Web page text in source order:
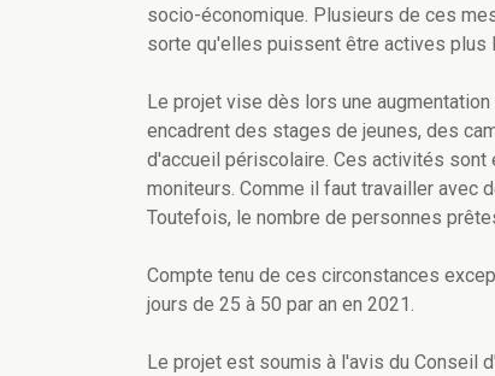
socio-économique. Plusieurs de ces
sorte qu'elles puissent être actives plus
Le projet vise dès lors une
encadrent des stages de jeunes, des
d'accueil périscolaire. Ces activités
moniteurs. Comme il faut travailler avec
Toutefois, le nombre de personnes
Compte tenu de ces circonstances
jours de 25 à 50 par an en 2021.
Le projet est soumis à l'avis du Conseil